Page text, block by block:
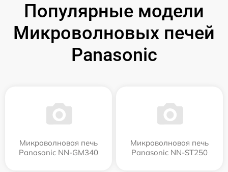
Популярные модели
Микроволновых печей
Panasonic
Микроволновая печь
Panasonic NN-GM340
Микроволновая печь
Panasonic NN-ST250